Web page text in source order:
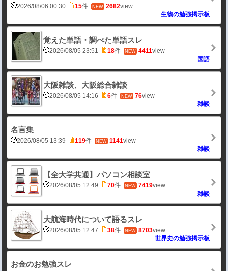
2026/08/06 00:30 15件 NEW 2682view
生物の勉強掲示板
覚えた単語・調べた単語スレ
2026/08/05 23:51 18件 NEW 4411view
国語
大阪雑談、大阪総合雑談
2026/08/05 14:16 6件 NEW 76view
雑談
名言集
2026/08/05 13:39 119件 NEW 1141view
雑談
【全大学共通】パソコン相談室
2026/08/05 12:49 70件 NEW 7419view
雑談
大航海時代について語るスレ
2026/08/05 12:47 38件 NEW 8703view
世界史の勉強掲示板
お金のお勉強スレ